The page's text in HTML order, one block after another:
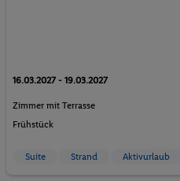
16.03.2027 - 19.03.2027
Zimmer mit Terrasse
Frühstück
Suite Strand Aktivurlaub